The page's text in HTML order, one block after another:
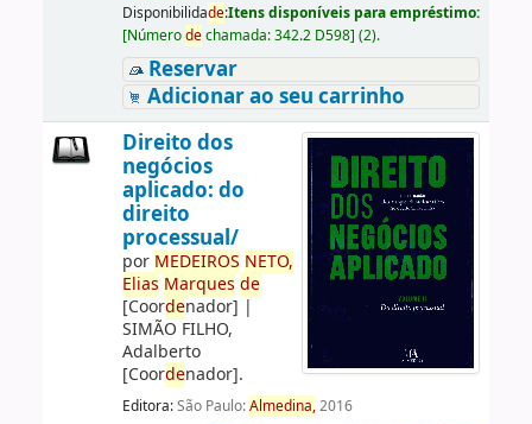
Disponibilidade:Itens disponíveis para empréstimo:
[Númerodechamada:342.2 D598] (2).
Reservar
Adicionar ao seu carrinho
Direito dos
negócios
aplicado: do
direito
processual/
por MEDEIROS NETO,
Elias Marques de
[Coordenador] |
SIMÃO FILHO,
Adalberto
[Coordenador].
Editora:São Paulo:Almedina,2016